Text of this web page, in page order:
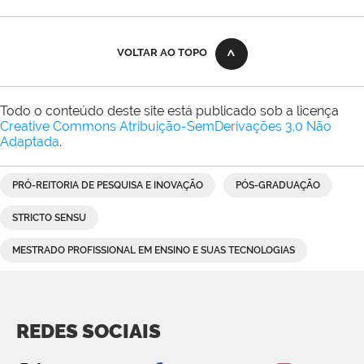
VOLTAR AO TOPO
Todo o conteúdo deste site está publicado sob a licença
Creative Commons Atribuição-SemDerivações 3.0 Não
Adaptada.
PRÓ-REITORIA DE PESQUISA E INOVAÇÃO PÓS-GRADUAÇÃO
STRICTO SENSU
MESTRADO PROFISSIONAL EM ENSINO E SUAS TECNOLOGIAS
REDES SOCIAIS